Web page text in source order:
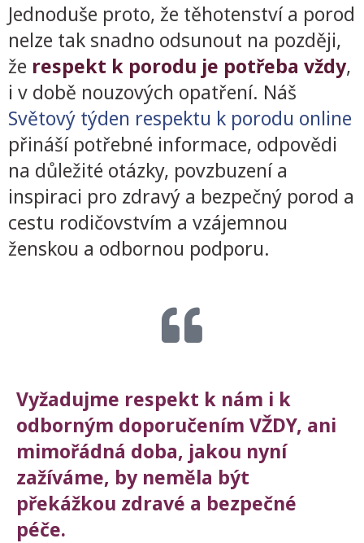
Jednoduše proto, že těhotenství a porod
nelze tak snadno odsunout na později,
že respekt k porodu je potřeba vždy,
i v době nouzových opatření. Náš
Světový týden respektu k porodu online
přináší potřebné informace, odpovědi
na důležité otázky, povzbuzení a
inspiraci pro zdravý a bezpečný porod a
cestu rodičovstvím a vzájemnou
ženskou a odbornou podporu.
Vyžadujme respekt k nám i k
odborným doporučením VŽDY, ani
mimořádná doba, jakou nyní
zažíváme, by neměla být
překážkou zdravé a bezpečné
péče.